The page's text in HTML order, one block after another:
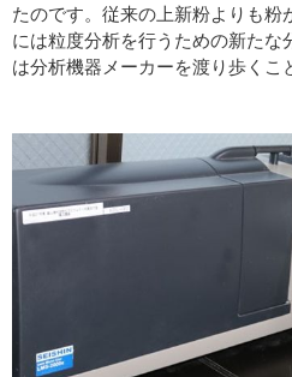
たのです。従来の上新粉よりも粉
には粒度分析を行うための新たな
は分析機器メーカーを渡り歩くこ